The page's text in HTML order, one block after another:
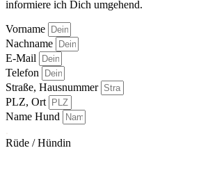
informiere ich Dich umgehend.
Vorname
Nachname
E-Mail
Telefon
Straße, Hausnummer
PLZ, Ort
Name Hund
Rüde / Hündin